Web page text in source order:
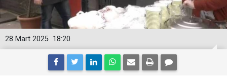
18:20
28 Mart 2025